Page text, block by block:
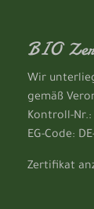
BIO
Wir
gemäß
Kontroll-Nr.:
EG-Code:
Zertifikat